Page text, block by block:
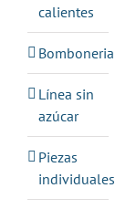
calientes
Bomboneria
Línea sin
azúcar
Piezas
individuales